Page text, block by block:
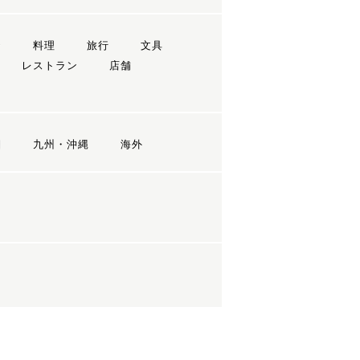
料理 旅行
文具
レストラン
店舗
九州・沖縄 海外